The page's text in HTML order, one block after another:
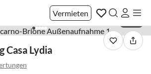
Vermieten
Casa Lydia